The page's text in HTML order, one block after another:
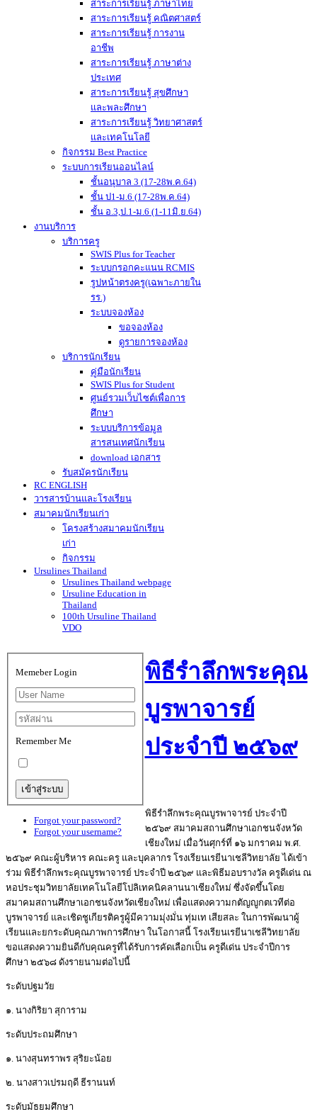
สาระการเรียนรู้ ภาษาไทย
สาระการเรียนรู้ คณิตศาสตร์
สาระการเรียนรู้ การงาน
อาชีพ
สาระการเรียนรู้ ภาษาต่าง
ประเทศ
สาระการเรียนรู้ สุขศึกษา
และพละศึกษา
สาระการเรียนรู้ วิทยาศาสตร์
และเทคโนโลยี
กิจกรรม Best Practice
ระบบการเรียนออนไลน์
ชั้นอนุบาล 3 (17-28พ.ค.64)
ชั้น ป1-ม.6 (17-28พ.ค.64)
ชั้น อ.3,ป.1-ม.6 (1-11มิ.ย.64)
งานบริการ
บริการครู
SWIS Plus for Teacher
ระบบกรอกคะแนน RCMIS
รูปหน้าตรงครู(เฉพาะภายใน
รร.)
ระบบจองห้อง
ขอจองห้อง
ดูรายการจองห้อง
บริการนักเรียน
คู่มือนักเรียน
SWIS Plus for Student
ศูนย์รวมเว็บไซต์เพื่อการ
ศึกษา
ระบบบริการข้อมูล
สารสนเทศนักเรียน
download เอกสาร
รับสมัครนักเรียน
RC ENGLISH
วารสารบ้านและโรงเรียน
สมาคมนักเรียนเก่า
โครงสร้างสมาคมนักเรียน
เก่า
กิจกรรม
Ursulines Thailand
Ursulines Thailand webpage
Ursuline Education in
Thailand
100th Ursuline Thailand
VDO
Memeber Login
Remember Me
Forgot your password?
Forgot your username?
พิธีรำลึกพระคุณ
บูรพาจารย์
ประจำปี ๒๕๖๙
พิธีรำลึกพระคุณบูรพาจารย์ ประจำปี
๒๕๖๙ สมาคมสถานศึกษาเอกชนจังหวัด
เชียงใหม่ เมื่อวันศุกร์ที่ ๑๖ มกราคม พ.ศ.
๒๕๖๙ คณะผู้บริหาร คณะครู และบุคลากร โรงเรียนเรยีนาเชลีวิทยาลัย ได้เข้า
ร่วม พิธีรำลึกพระคุณบูรพาจารย์ ประจำปี ๒๕๖๙ และพิธีมอบรางวัล ครูดีเด่น ณ
หอประชุมวิทยาลัยเทคโนโลยีโปลิเทคนิคลานนาเชียงใหม่ ซึ่งจัดขึ้นโดย
สมาคมสถานศึกษาเอกชนจังหวัดเชียงใหม่ เพื่อแสดงความกตัญญูกตเวทีต่อ
บูรพาจารย์ และเชิดชูเกียรติครูผู้มีความมุ่งมั่น ทุ่มเท เสียสละ ในการพัฒนาผู้
เรียนและยกระดับคุณภาพการศึกษา ในโอกาสนี้ โรงเรียนเรยีนาเชลีวิทยาลัย
ขอแสดงความยินดีกับคุณครูที่ได้รับการคัดเลือกเป็น ครูดีเด่น ประจำปีการ
ศึกษา ๒๕๖๘ ดังรายนามต่อไปนี้
ระดับปฐมวัย
๑. นางกิริยา สุการาม
ระดับประถมศึกษา
๑. นางสุนทราพร สุริยะน้อย
๒. นางสาวเปรมฤดี ธีรานนท์
ระดับมัธยมศึกษา